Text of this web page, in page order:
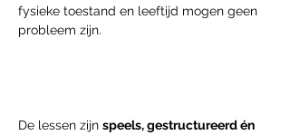
fysieke toestand en leeftijd mogen geen
probleem zijn.
De lessen zijn speels, gestructureerd én